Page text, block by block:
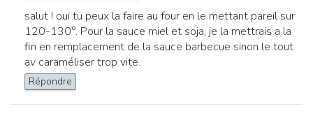
salut ! oui tu peux la faire au four en le mettant pareil sur
120-130°. Pour la sauce miel et soja, je la mettrais a la
fin en remplacement de la sauce barbecue sinon le tout
av caraméliser trop vite.
Répondre